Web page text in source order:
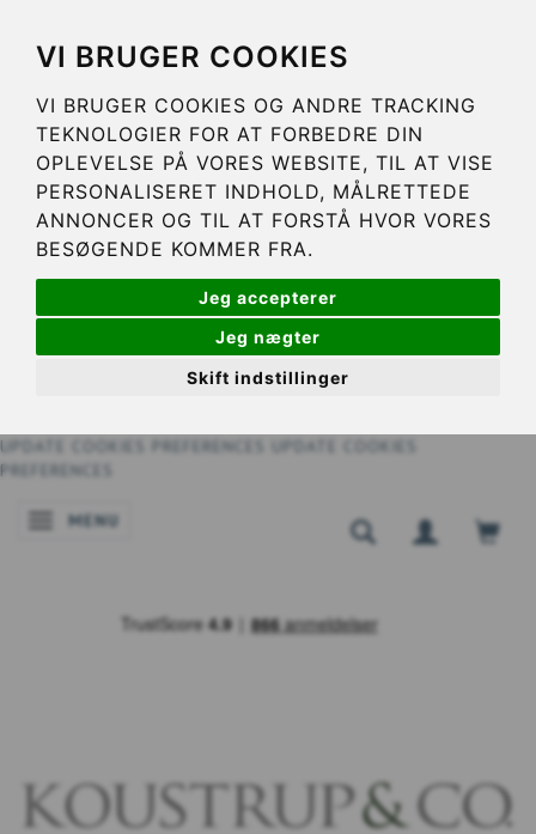
VI BRUGER COOKIES
VI BRUGER COOKIES OG ANDRE TRACKING
TEKNOLOGIER FOR AT FORBEDRE DIN
OPLEVELSE PÅ VORES WEBSITE, TIL AT VISE
PERSONALISERET INDHOLD, MÅLRETTEDE
ANNONCER OG TIL AT FORSTÅ HVOR VORES
BESØGENDE KOMMER FRA.
Jeg accepterer
Jeg nægter
Skift indstillinger
UPDATE COOKIES PREFERENCES
UPDATE COOKIES
PREFERENCES
NAVIGATIE IN-/UITSCHAKELEN
MENU